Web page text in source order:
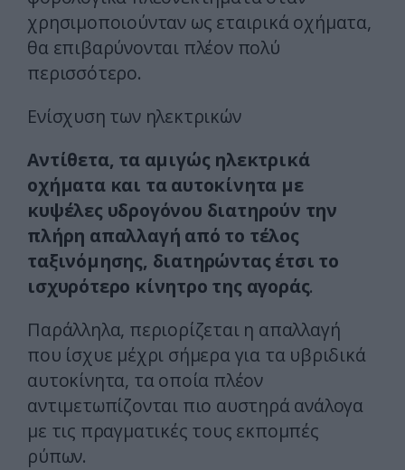
χρησιμοποιούνταν ως εταιρικά οχήματα,
θα επιβαρύνονται πλέον πολύ
περισσότερο.
Ενίσχυση των ηλεκτρικών
Αντίθετα, τα αμιγώς ηλεκτρικά
οχήματα και τα αυτοκίνητα με
κυψέλες υδρογόνου διατηρούν την
πλήρη απαλλαγή από το τέλος
ταξινόμησης, διατηρώντας έτσι το
ισχυρότερο κίνητρο της αγοράς.
Παράλληλα, περιορίζεται η απαλλαγή
που ίσχυε μέχρι σήμερα για τα υβριδικά
αυτοκίνητα, τα οποία πλέον
αντιμετωπίζονται πιο αυστηρά ανάλογα
με τις πραγματικές τους εκπομπές
ρύπων.